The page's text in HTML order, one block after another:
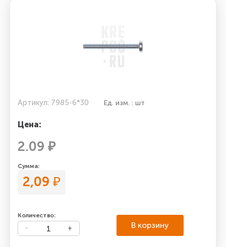
Артикул: 7985-6*30 Ед. изм. : шт
Цена:
2.09 ₽
Сумма:
2,09 ₽
Количество:
В корзину